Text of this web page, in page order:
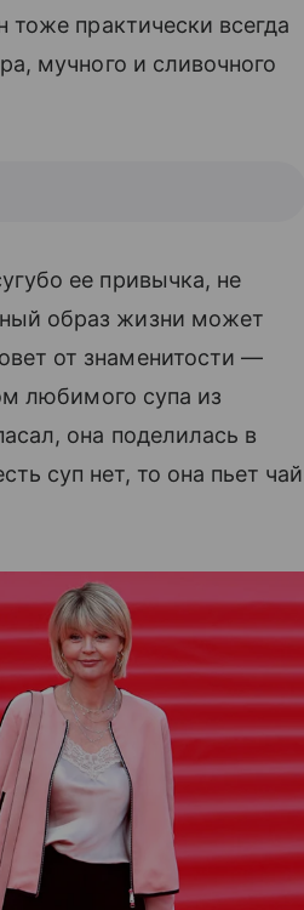
тоже практически всегда
мучного и сливочного
ее привычка, не
образ жизни может
от знаменитости —
любимого супа из
она поделилась в
суп нет, то она пьет чай